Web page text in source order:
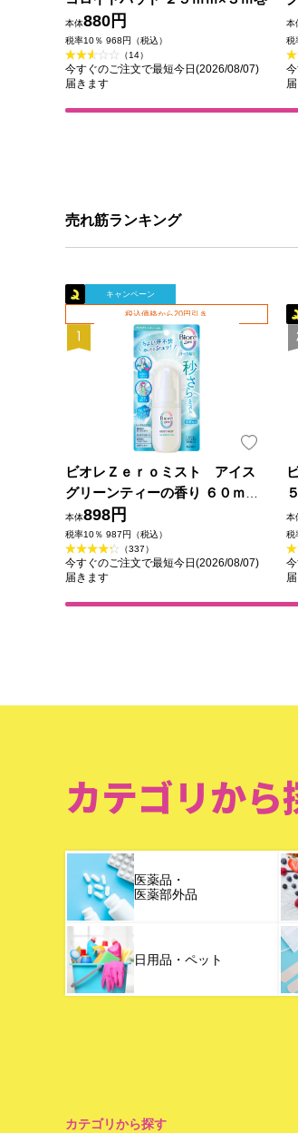
本体880円
税率10％ 968円（税込）
（14）
今すぐのご注文で最短今日(2026/08/07)
届きます
本
税
売れ筋ランキング
キャンペーン
税込価格から20円引き
ビオレＺｅｒｏミスト アイス
グリーンティーの香り ６０ｍＬ
花王
本体898円
税率10％ 987円（税込）
（337）
今すぐのご注文で最短今日(2026/08/07)
届きます
本
税
カテゴリから
医薬品・
医薬部外品
日用品・ペット
カテゴリから探す